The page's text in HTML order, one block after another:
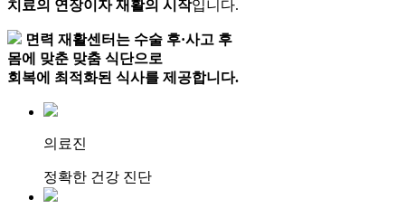
치료의 연장이자 재활의 시작입니다.
면력 재활센터는 수술 후·사고 후
몸에 맞춘 맞춤 식단으로
회복에 최적화된 식사를 제공합니다.
의료진
정확한 건강 진단